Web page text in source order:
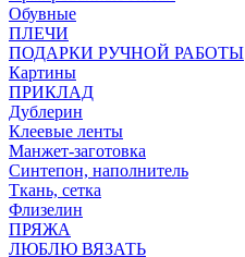
Обувные
ПЛЕЧИ
ПОДАРКИ РУЧНОЙ РАБОТЫ
Картины
ПРИКЛАД
Дублерин
Клеевые ленты
Манжет-заготовка
Синтепон, наполнитель
Ткань, сетка
Флизелин
ПРЯЖА
ЛЮБЛЮ ВЯЗАТЬ